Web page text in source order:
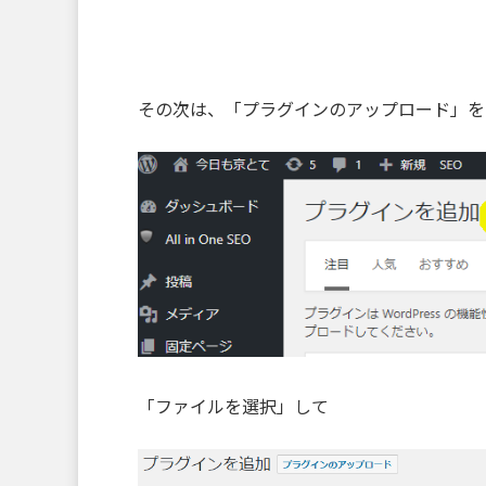
その次は、「プラグインのアップロード」
「ファイルを選択」して